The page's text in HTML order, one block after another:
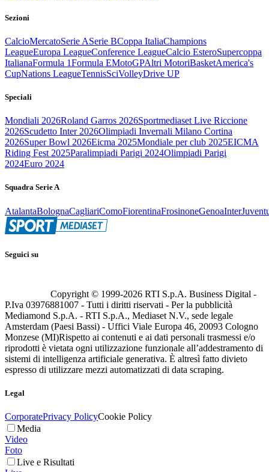
Sezioni
CalcioMercatoSerie ASerie BCoppa ItaliaChampions
LeagueEuropa LeagueConference LeagueCalcio EsteroSupercoppa
ItalianaFormula 1Formula EMotoGPAltri MotoriBasketAmerica's
CupNations LeagueTennisSciVolleyDrive UP
Speciali
Mondiali 2026Roland Garros 2026Sportmediaset Live Riccione
2026Scudetto Inter 2026Olimpiadi Invernali Milano Cortina
2026Super Bowl 2026Eicma 2025Mondiale per club 2025EICMA
Riding Fest 2025Paralimpiadi Parigi 2024Olimpiadi Parigi
2024Euro 2024
Squadra Serie A
AtalantaBolognaCagliariComoFiorentinaFrosinoneGenoaInter
Seguici su
Copyright © 1999-2026 RTI S.p.A. Business Digital -
P.Iva 03976881007 - Tutti i diritti riservati - Per la pubblicità
Mediamond S.p.A. - RTI S.p.A., Mediaset N.V., sede legale
Amsterdam (Paesi Bassi) - Uffici Viale Europa 46, 20093 Cologno
Monzese (MI)Rispetto ai contenuti e ai dati personali trasmessi e/o
riprodotti è vietata ogni utilizzazione funzionale all’addestramento di
sistemi di intelligenza artificiale generativa. È altresì fatto divieto
espresso di utilizzare mezzi automatizzati di data scraping.
Legal
CorporatePrivacy PolicyCookie Policy
Media
Video
Foto
Live e Risultati